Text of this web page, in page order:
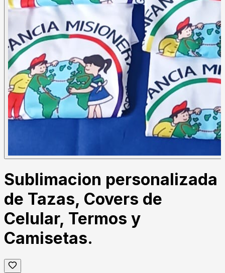
Sublimacion personalizada
de Tazas, Covers de
Celular, Termos y
Camisetas.